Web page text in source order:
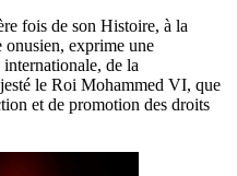
fois de son Histoire, à la
onusien, exprime une
de la
le Roi Mohammed VI, que
et de promotion des droits